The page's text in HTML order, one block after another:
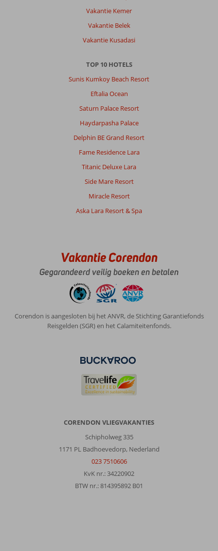
Vakantie Kemer
Vakantie Belek
Vakantie Kusadasi
TOP 10 HOTELS
Sunis Kumkoy Beach Resort
Eftalia Ocean
Saturn Palace Resort
Haydarpasha Palace
Delphin BE Grand Resort
Fame Residence Lara
Titanic Deluxe Lara
Side Mare Resort
Miracle Resort
Aska Lara Resort & Spa
Vakantie Corendon
Gegarandeerd veilig boeken en betalen
Corendon is aangesloten bij het ANVR, de Stichting Garantiefonds
Reisgelden (SGR) en het Calamiteitenfonds.
CORENDON VLIEGVAKANTIES
Schipholweg 335
1171 PL Badhoevedorp, Nederland
023 7510606
KvK nr.: 34220902
BTW nr.: 814395892 B01